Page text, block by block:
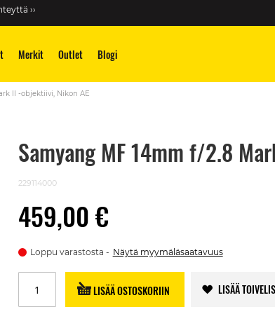
››
Merkit Outlet Blogi
II -objektiivi, Nikon AE
Samyang MF 14mm f/2.8
229114000
459,00 €
Loppu varastosta Näytä myymäläsaatavuus
LISÄÄ OSTOSKORIIN LISÄÄ